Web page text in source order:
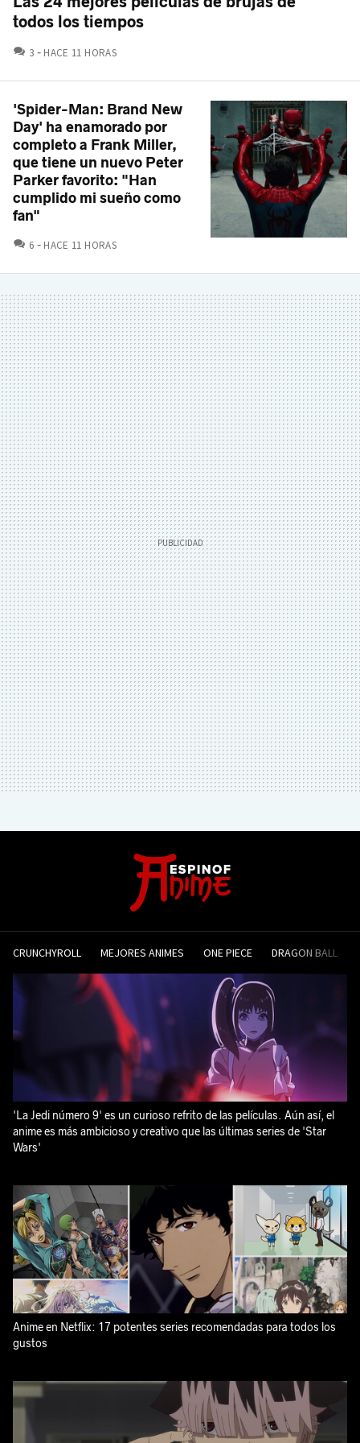
todos los tiempos
3 COMENTARIOS
HACE 11 HORAS
'Spider-Man: Brand New
Day' ha enamorado por
completo a Frank Miller,
que tiene un nuevo Peter
Parker favorito: "Han
cumplido mi sueño como
fan"
6 COMENTARIOS
HACE 11 HORAS
CRUNCHYROLL MEJORES ANIMES ONE PIECE DRAGON BALL
'La Jedi número 9' es un curioso refrito de las películas. Aún así, el
anime es más ambicioso y creativo que las últimas series de 'Star
Wars'
Anime en Netflix: 17 potentes series recomendadas para todos los
gustos